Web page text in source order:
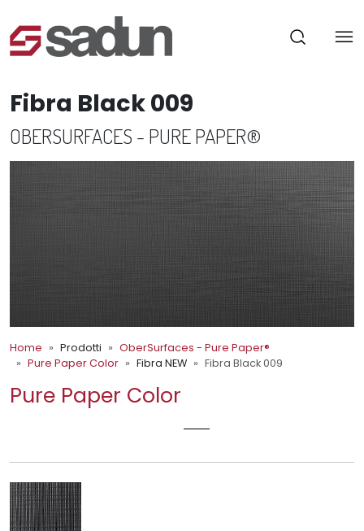
Fibra Black 009
OBERSURFACES - PURE PAPER®
Home Prodotti
OberSurfaces - Pure Paper®
Pure Paper Color
Fibra NEW Fibra Black 009
Pure Paper Color